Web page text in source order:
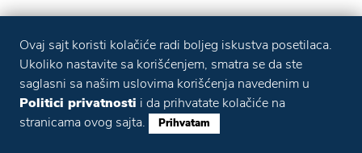
Ovaj sajt koristi kolačiće radi boljeg iskustva posetilaca.
Ukoliko nastavite sa korišćenjem, smatra se da ste
saglasni sa našim uslovima korišćenja navedenim u
Politici privatnosti i da prihvatate kolačiće na
stranicama ovog sajta.
Prihvatam